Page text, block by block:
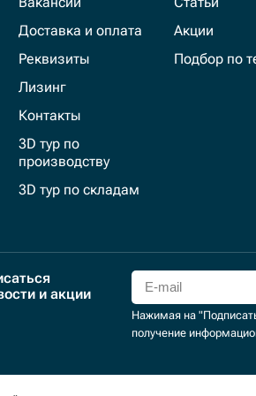
Доставка и оплата
Реквизиты
Лизинг
Контакты
3D тур по
производству
3D тур по складам
Акции
Подбор по
и акции
Нажимая на
получение